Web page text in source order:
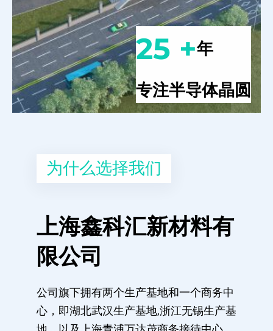
25 +年
专注半导体晶圆
为什么选择我们
上海鑫科汇新材料有
限公司
公司旗下拥有两个生产基地和一个商务中
心，即湖北武汉生产基地,浙江无锡生产基